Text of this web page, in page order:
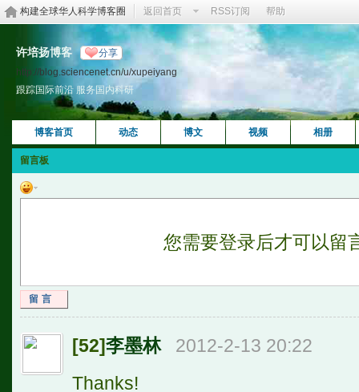
构建全球华人科学博客圈 返回首页 RSS订阅 帮助
许培扬博客 分享
http://blog.sciencenet.cn/u/xupeiyang
跟踪国际前沿 服务国内科研
博客首页 动态 博文 视频 相册
留言板
您需要登录后才可以留
留言
[52]李墨林
2012-2-13 20:22
Thanks!